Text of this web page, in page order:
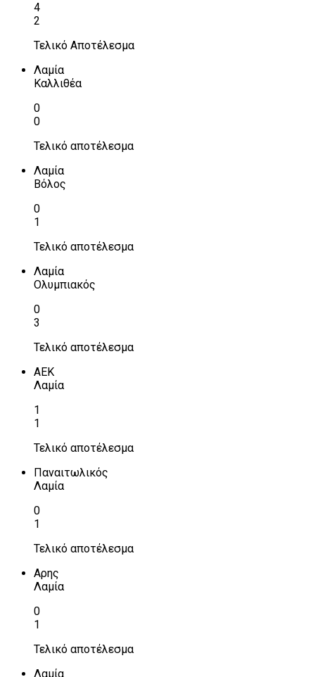
4
2
Τελικό Αποτέλεσμα
Λαμία
Καλλιθέα
0
0
Τελικό αποτέλεσμα
Λαμία
Βόλος
0
1
Τελικό αποτέλεσμα
Λαμία
Ολυμπιακός
0
3
Τελικό αποτέλεσμα
ΑΕΚ
Λαμία
1
1
Τελικό αποτέλεσμα
Παναιτωλικός
Λαμία
0
1
Τελικό αποτέλεσμα
Αρης
Λαμία
0
1
Τελικό αποτέλεσμα
Λαμία